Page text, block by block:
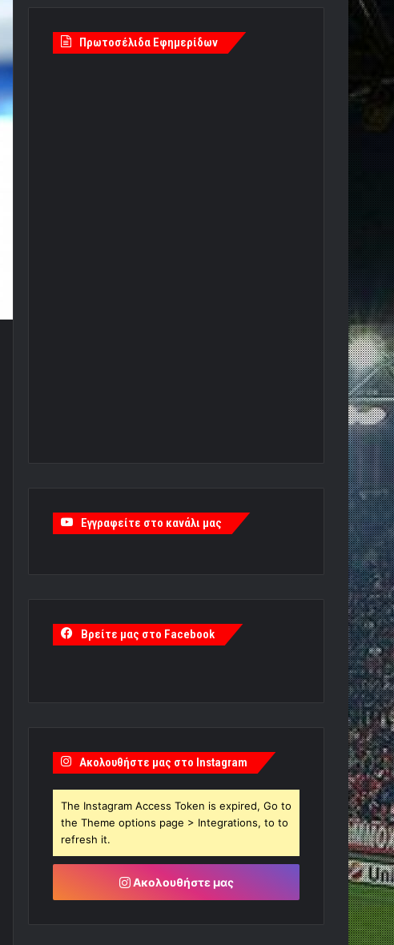
Πρωτοσέλιδα Εφημερίδων
Εγγραφείτε στο κανάλι μας
Βρείτε μας στο Facebook
Ακολουθήστε μας στο Instagram
The Instagram Access Token is expired, Go to
the Theme options page > Integrations, to to
refresh it.
Ακολουθήστε μας